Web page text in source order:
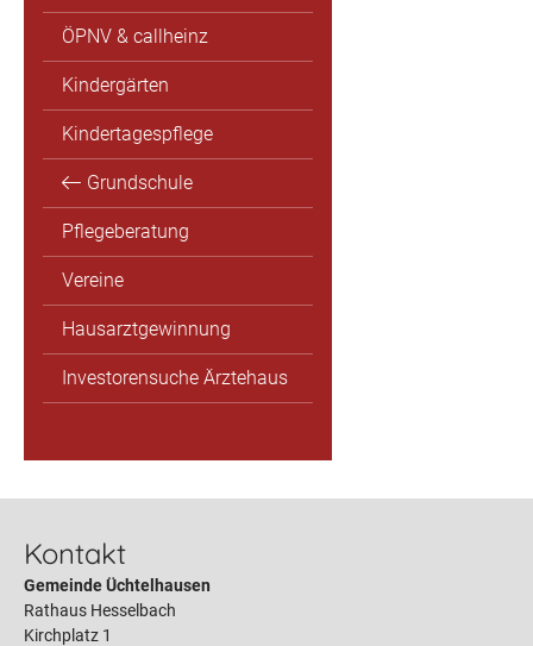
ÖPNV & callheinz
Kindergärten
Kindertagespflege
Grundschule
Pflegeberatung
Vereine
Hausarztgewinnung
Investorensuche Ärztehaus
Kontakt
Gemeinde Üchtelhausen
Rathaus Hesselbach
Kirchplatz 1